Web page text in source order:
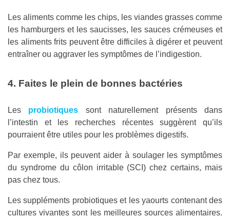
Les aliments comme les chips, les viandes grasses comme
les hamburgers et les saucisses, les sauces crémeuses et
les aliments frits peuvent être difficiles à digérer et peuvent
entraîner ou aggraver les symptômes de l’indigestion.
4. Faites le plein de bonnes bactéries
Les probiotiques sont naturellement présents dans
l’intestin et les recherches récentes suggèrent qu’ils
pourraient être utiles pour les problèmes digestifs.
Par exemple, ils peuvent aider à soulager les symptômes
du syndrome du côlon irritable (SCI) chez certains, mais
pas chez tous.
Les suppléments probiotiques et les yaourts contenant des
cultures vivantes sont les meilleures sources alimentaires.